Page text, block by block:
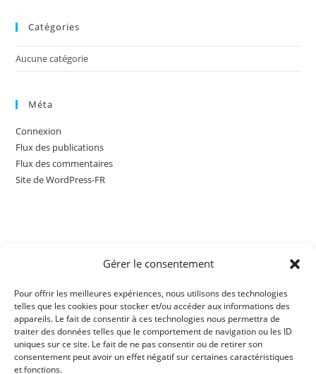
Gérer le consentement
Pour offrir les meilleures expériences, nous utilisons des technologies
telles que les cookies pour stocker et/ou accéder aux informations des
appareils. Le fait de consentir à ces technologies nous permettra de
traiter des données telles que le comportement de navigation ou les ID
uniques sur ce site. Le fait de ne pas consentir ou de retirer son
consentement peut avoir un effet négatif sur certaines caractéristiques
et fonctions.
Catégories
Aucune catégorie
Méta
Connexion
Flux des publications
Flux des commentaires
Site de WordPress-FR
Les billets achetés ne sont ni échangeables ni remboursables en